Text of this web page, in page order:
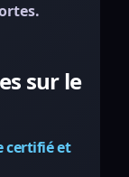
sur le
certifié et